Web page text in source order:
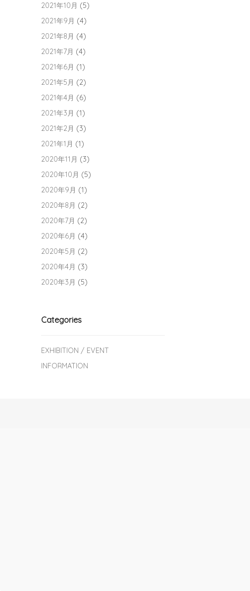
2021年10月 (5)
2021年9月 (4)
2021年8月 (4)
2021年7月 (4)
2021年6月 (1)
2021年5月 (2)
2021年4月 (6)
2021年3月 (1)
2021年2月 (3)
2021年1月 (1)
2020年11月 (3)
2020年10月 (5)
2020年9月 (1)
2020年8月 (2)
2020年7月 (2)
2020年6月 (4)
2020年5月 (2)
2020年4月 (3)
2020年3月 (5)
Categories
EXHIBITION / EVENT
INFORMATION